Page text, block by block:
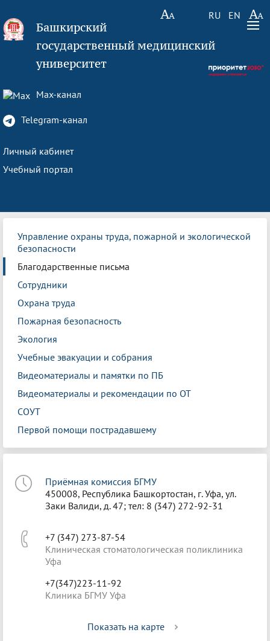
RU EN
Башкирский
государственный медицинский
университет
Max-канал
Telegram-канал
Личный кабинет
Учебный портал
Управление охраны труда, пожарной и экологической
безопасности
Благодарственные письма
Сотрудники
Охрана труда
Пожарная безопасность
Экология
Учебные эвакуации и собрания
Видеоматериалы и памятки по ПБ
Видеоматериалы и рекомендации по ОТ
СОУТ
Первой помощи пострадавшему
Приёмная комиссия БГМУ
450008, Республика Башкортостан, г. Уфа, ул.
Заки Валиди, д. 47; тел: 8 (347) 272-92-31
+7 (347) 273-87-54
Клиническая стоматологическая поликлиника
Уфа
+7(347)223-11-92
Клиника БГМУ Уфа
Показать на карте